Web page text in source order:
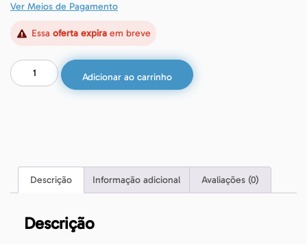
Ver Meios de Pagamento
Essa oferta expiraem breve
Adicionar ao carrinho
Descrição Informação adicional Avaliações (0)
Descrição